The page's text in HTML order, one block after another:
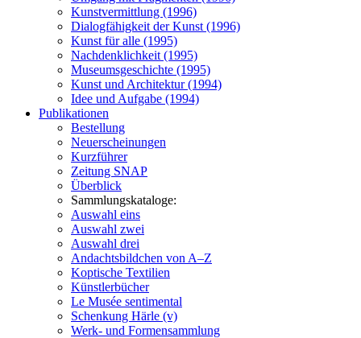
Kunstvermittlung (1996)
Dialogfähigkeit der Kunst (1996)
Kunst für alle (1995)
Nachdenklichkeit (1995)
Museumsgeschichte (1995)
Kunst und Architektur (1994)
Idee und Aufgabe (1994)
Publikationen
Bestellung
Neuerscheinungen
Kurzführer
Zeitung SNAP
Überblick
Sammlungskataloge:
Auswahl eins
Auswahl zwei
Auswahl drei
Andachtsbildchen von A–Z
Koptische Textilien
Künstlerbücher
Le Musée sentimental
Schenkung Härle (v)
Werk- und Formensammlung